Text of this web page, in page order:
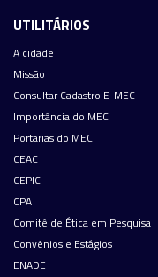
UTILITÁRIOS
A cidade
Missão
Consultar Cadastro E-MEC
Importância do MEC
Portarias do MEC
CEAC
CEPIC
CPA
Comitê de Ética em Pesquisa
Convênios e Estágios
ENADE